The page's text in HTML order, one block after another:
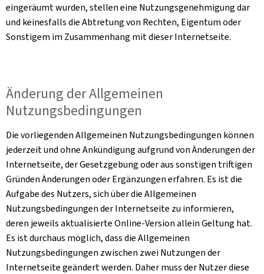
eingeräumt wurden, stellen eine Nutzungsgenehmigung dar
und keinesfalls die Abtretung von Rechten, Eigentum oder
Sonstigem im Zusammenhang mit dieser Internetseite.
Änderung der Allgemeinen
Nutzungsbedingungen
Die vorliegenden Allgemeinen Nutzungsbedingungen können
jederzeit und ohne Ankündigung aufgrund von Änderungen der
Internetseite, der Gesetzgebung oder aus sonstigen triftigen
Gründen Änderungen oder Ergänzungen erfahren. Es ist die
Aufgabe des Nutzers, sich über die Allgemeinen
Nutzungsbedingungen der Internetseite zu informieren,
deren jeweils aktualisierte Online-Version allein Geltung hat.
Es ist durchaus möglich, dass die Allgemeinen
Nutzungsbedingungen zwischen zwei Nutzungen der
Internetseite geändert werden. Daher muss der Nutzer diese